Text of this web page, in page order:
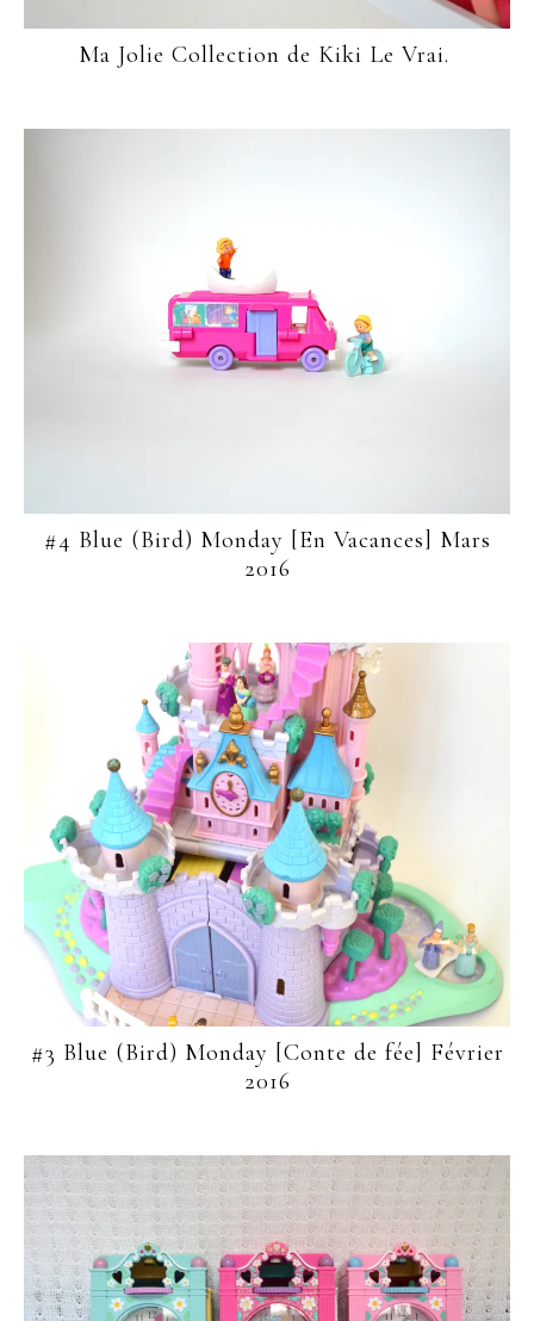
Ma Jolie Collection de Kiki Le Vrai.
#4 Blue (Bird) Monday [En Vacances] Mars
2016
#3 Blue (Bird) Monday [Conte de fée] Février
2016